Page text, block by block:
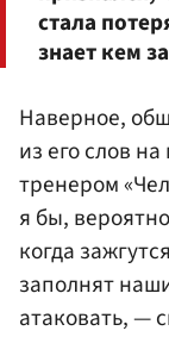
стала
знает кем
Наверное,
из его слов
тренером
я бы,
когда
заполнят
атаковать, —